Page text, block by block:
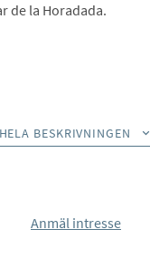
de la Horadada.
Pilar de la Horadada.
med balkonger och
HELA BESKRIVNINGEN
Anmäl intresse